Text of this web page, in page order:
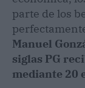
parte de los
Manuel
siglas PG
mediante 20